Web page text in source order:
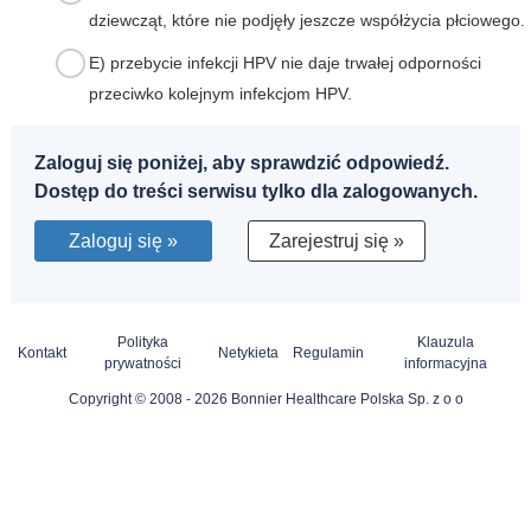
dziewcząt, które nie podjęły jeszcze współżycia płciowego.
E) przebycie infekcji HPV nie daje trwałej odporności
przeciwko kolejnym infekcjom HPV.
Zaloguj się poniżej, aby sprawdzić odpowiedź.
Dostęp do treści serwisu tylko dla zalogowanych.
Zaloguj się » Zarejestruj się »
Kontakt
Polityka
prywatności
Netykieta Regulamin
Klauzula
informacyjna
Copyright © 2008 - 2026 Bonnier Healthcare Polska Sp. z o o